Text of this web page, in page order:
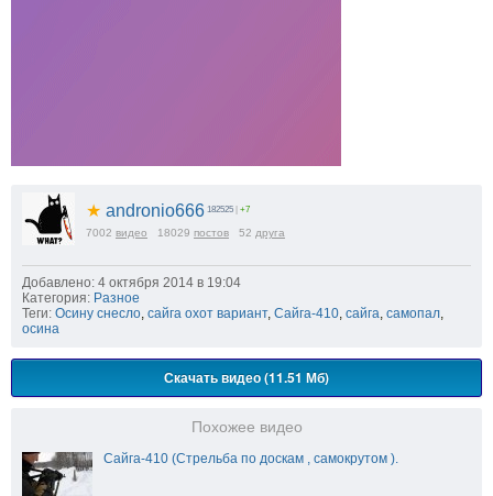
★ andronio666 182525 | +7
7002 видео 18029 постов 52 друга
Добавлено: 4 октября 2014 в 19:04
Категория: Разное
Теги: Осину снесло сайга охот вариант, Сайга-410 сайга самопал
осина
Скачать видео (11.51 Мб)
Похожее видео
Сайга-410 (Стрельба по доскам , самокрутом ).